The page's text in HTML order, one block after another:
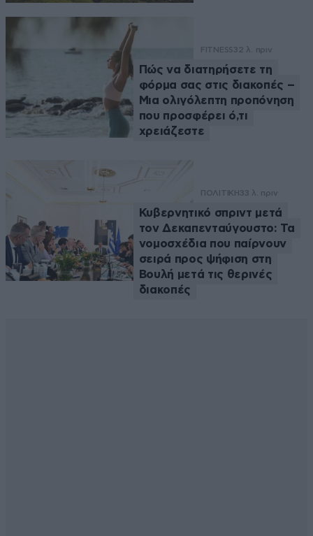
FITNESS32 λ. πριν
Πώς να διατηρήσετε τη
φόρμα σας στις διακοπές –
Μια ολιγόλεπτη προπόνηση
που προσφέρει ό,τι
χρειάζεστε
ΠΟΛΙΤΙΚΗ33 λ. πριν
Κυβερνητικό σπριντ μετά
τον Δεκαπενταύγουστο: Τα
νομοσχέδια που παίρνουν
σειρά προς ψήφιση στη
Βουλή μετά τις θερινές
διακοπές